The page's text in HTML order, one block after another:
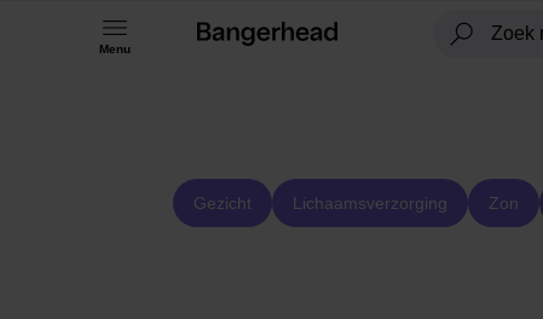
Menu
Gezicht Lichaamsverzorging Zon